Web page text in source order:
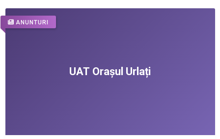
ANUNTURI